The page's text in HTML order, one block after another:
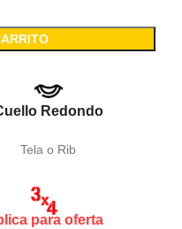
Redondo
Tela o Rib
para oferta